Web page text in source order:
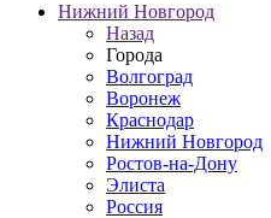
Нижний Новгород
Назад
Города
Волгоград
Воронеж
Краснодар
Нижний Новгород
Ростов-на-Дону
Элиста
Россия